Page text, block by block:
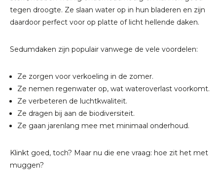
tegen droogte. Ze slaan water op in hun bladeren en zijn
daardoor perfect voor op platte of licht hellende daken.
Sedumdaken zijn populair vanwege de vele voordelen:
Ze zorgen voor verkoeling in de zomer.
Ze nemen regenwater op, wat wateroverlast voorkomt.
Ze verbeteren de luchtkwaliteit.
Ze dragen bij aan de biodiversiteit.
Ze gaan jarenlang mee met minimaal onderhoud.
Klinkt goed, toch? Maar nu die ene vraag: hoe zit het met
muggen?